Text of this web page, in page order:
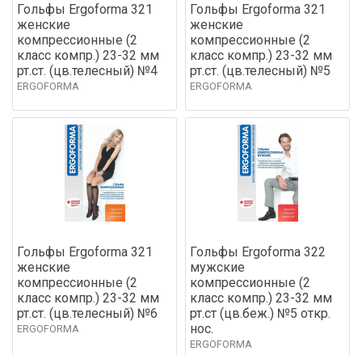
Гольфы Ergoforma 321
женские
компрессионные (2
класс компр.) 23-32 мм
рт.ст. (цв.телесный) №4
ERGOFORMA
Гольфы Ergoforma 321
женские
компрессионные (2
класс компр.) 23-32 мм
рт.ст. (цв.телесный) №5
ERGOFORMA
Гольфы Ergoforma 321
женские
компрессионные (2
класс компр.) 23-32 мм
рт.ст. (цв.телесный) №6
ERGOFORMA
Гольфы Ergoforma 322
мужские
компрессионные (2
класс компр.) 23-32 мм
рт.ст (цв.беж.) №5 откр.
нос.
ERGOFORMA